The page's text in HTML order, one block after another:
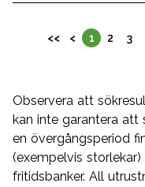
<< < 1 2 3
Observera att
kan inte garantera att
en övergångsperiod
(exempelvis
fritidsbanker. All